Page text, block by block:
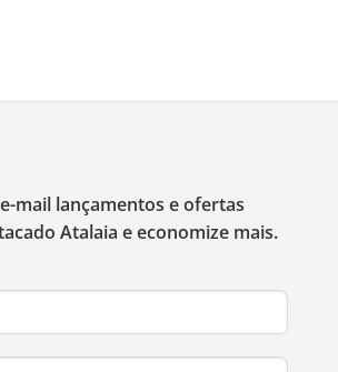
mail lançamentos e ofertas
Atalaia e economize mais.